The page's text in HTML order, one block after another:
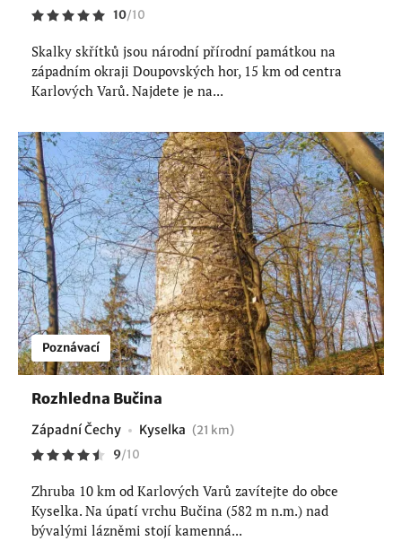
10/10
Skalky skřítků jsou národní přírodní památkou na
západním okraji Doupovských hor, 15 km od centra
Karlových Varů. Najdete je na...
Poznávací
Rozhledna Bučina
Západní Čechy Kyselka (21 km)
9/10
Zhruba 10 km od Karlových Varů zavítejte do obce
Kyselka. Na úpatí vrchu Bučina (582 m n.m.) nad
bývalými lázněmi stojí kamenná...